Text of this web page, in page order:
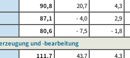
90,8 20,7 4,3
87,1 - 4,0 2,9
80,6 - 7,5 - 1,8
und -bearbeitung
111,7 43,7 4,3